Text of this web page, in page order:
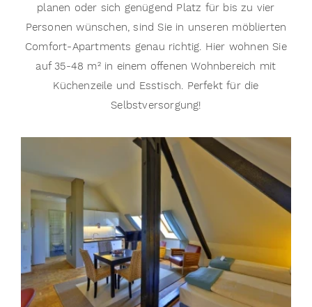
planen oder sich genügend Platz für bis zu vier
Personen wünschen, sind Sie in unseren möblierten
Comfort-Apartments genau richtig. Hier wohnen Sie
auf 35-48 m² in einem offenen Wohnbereich mit
Küchenzeile und Esstisch. Perfekt für die
Selbstversorgung!